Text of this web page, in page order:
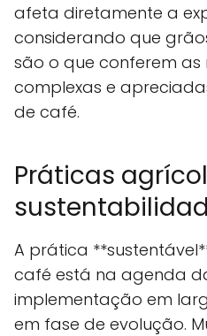
afeta diretamente a
considerando que
são o que conferem as
complexas e
de café.
Práticas
A prática
café está na agenda
implementação em
em fase de evolução.